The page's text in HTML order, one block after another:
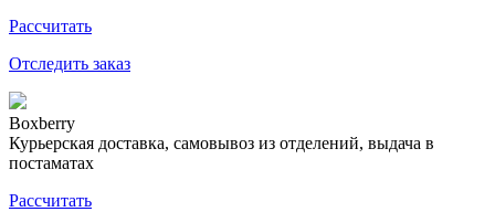
Рассчитать
Отследить заказ
Boxberry
Курьерская доставка, самовывоз из отделений, выдача в
постаматах
Рассчитать